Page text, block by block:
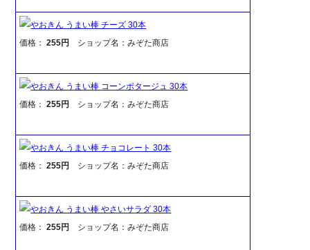
やおきん うまい棒 チーズ 30本
価格：255円 ショップ名：みぞた商店
やおきん うまい棒 コーンポタージュ 30本
価格：255円 ショップ名：みぞた商店
やおきん うまい棒 チョコレート 30本
価格：255円 ショップ名：みぞた商店
やおきん うまい棒 やさいサラダ 30本
価格：255円 ショップ名：みぞた商店